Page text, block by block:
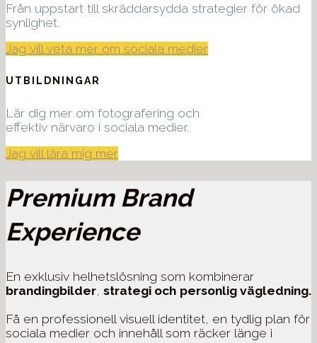
Från uppstart till skräddarsydda strategier för ökad
synlighet.
Jag vill veta mer om sociala medier
UTBILDNINGAR
Lär dig mer om fotografering och
effektiv närvaro i sociala medier.
Jag vill lära mig mer
Premium Brand
Experience
En exklusiv helhetslösning som kombinerar
brandingbilder, strategi och personlig vägledning.
Få en professionell visuell identitet, en tydlig plan för
sociala medier och innehåll som räcker länge i